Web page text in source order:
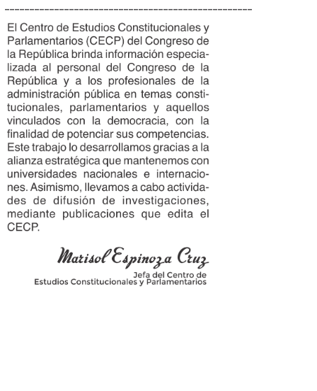
__________________________________________________